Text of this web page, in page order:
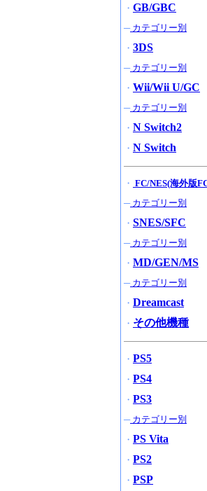
・ GB/GBC
─カテゴリー別
・ 3DS
─カテゴリー別
・ Wii/Wii U/GC
─カテゴリー別
・ N Switch2
・ N Switch
・ FC/NES(海外版
─カテゴリー別
・ SNES/SFC
─カテゴリー別
・ MD/GEN/MS
─カテゴリー別
・ Dreamcast
・ その他機種
・ PS5
・ PS4
・ PS3
─カテゴリー別
・ PS Vita
・ PS2
・ PSP